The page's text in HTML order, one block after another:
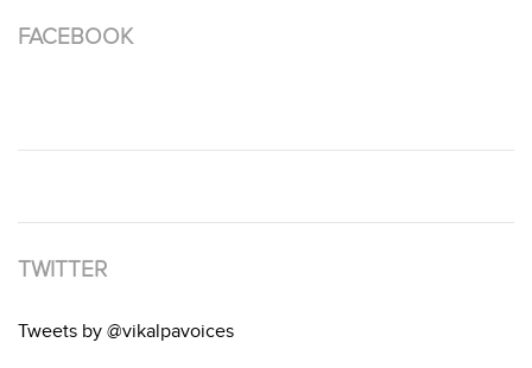
FACEBOOK
TWITTER
Tweets by @vikalpavoices